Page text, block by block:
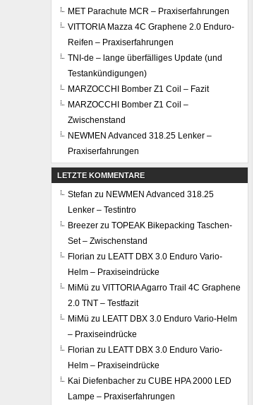
MET Parachute MCR – Praxiserfahrungen
VITTORIA Mazza 4C Graphene 2.0 Enduro-
Reifen – Praxiserfahrungen
TNI-de – lange überfälliges Update (und
Testankündigungen)
MARZOCCHI Bomber Z1 Coil – Fazit
MARZOCCHI Bomber Z1 Coil –
Zwischenstand
NEWMEN Advanced 318.25 Lenker –
Praxiserfahrungen
LETZTE KOMMENTARE
Stefan zu NEWMEN Advanced 318.25
Lenker – Testintro
Breezer zu TOPEAK Bikepacking Taschen-
Set – Zwischenstand
Florian zu LEATT DBX 3.0 Enduro Vario-
Helm – Praxiseindrücke
MiMü zu VITTORIA Agarro Trail 4C Graphene
2.0 TNT – Testfazit
MiMü zu LEATT DBX 3.0 Enduro Vario-Helm
– Praxiseindrücke
Florian zu LEATT DBX 3.0 Enduro Vario-
Helm – Praxiseindrücke
Kai Diefenbacher zu CUBE HPA 2000 LED
Lampe – Praxiserfahrungen